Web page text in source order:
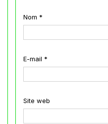
Nom *
E-mail *
Site web